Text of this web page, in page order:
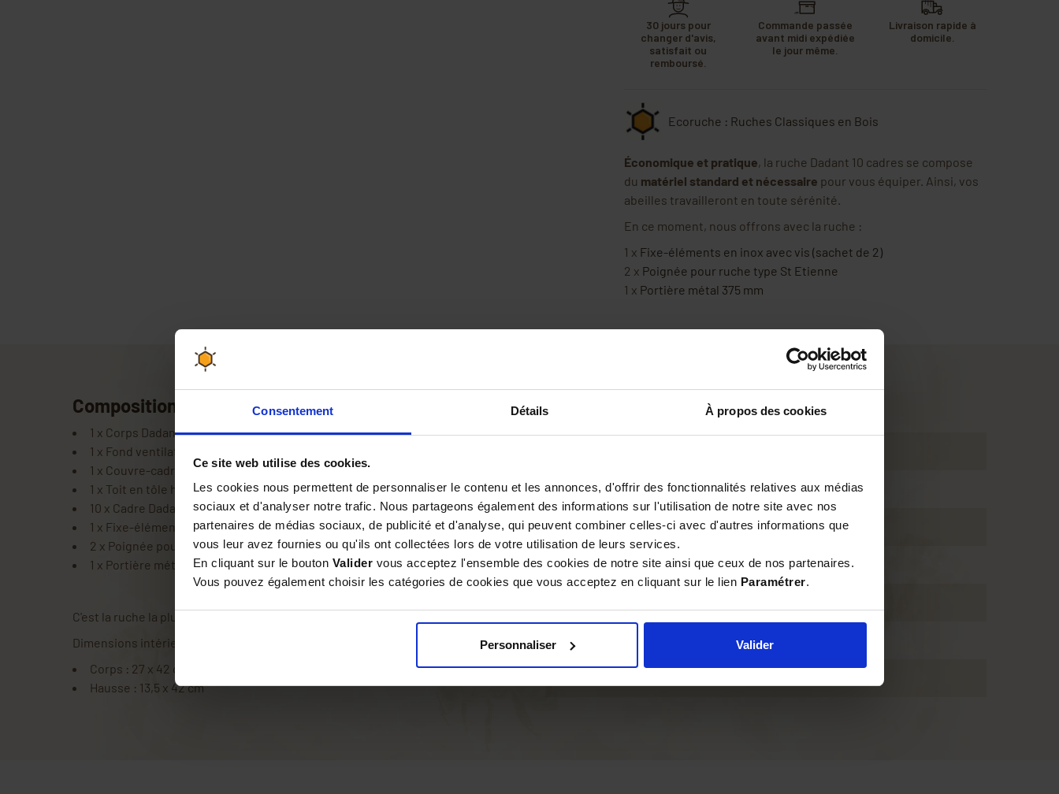
Consentement Détails À propos des cookies
Ce site web utilise des cookies.
Les cookies nous permettent de personnaliser le contenu et les annonces, d'offrir des fonctionnalités relatives aux médias
sociaux et d'analyser notre trafic. Nous partageons également des informations sur l'utilisation de notre site avec nos
partenaires de médias sociaux, de publicité et d'analyse, qui peuvent combiner celles-ci avec d'autres informations que
vous leur avez fournies ou qu'ils ont collectées lors de votre utilisation de leurs services.
En cliquant sur le bouton Valider vous acceptez l'ensemble des cookies de notre site ainsi que ceux de nos partenaires.
Vous pouvez également choisir les catégories de cookies que vous acceptez en cliquant sur le lien Paramétrer.
Personnaliser Valider
30 jours pour
changer d'avis,
satisfait ou
remboursé.
Commande passée
avant midi expédiée
le jour même.
Livraison rapide à
domicile.
Ecoruche : Ruches Classiques en Bois
Économique et pratique, la ruche Dadant 10 cadres se compose
du matériel standard et nécessaire pour vous équiper. Ainsi, vos
abeilles travailleront en toute sérénité.
En ce moment, nous offrons avec la ruche :
1 x Fixe-éléments en inox avec vis (sachet de 2)
2 x Poignée pour ruche type St Etienne
1 x Portière métal 375 mm
Composition de la ruche :
1 x Corps Dadant pour ruche 10 cadres en bois
1 x Fond ventilation totale Nicot pour ruche 10 cadres
1 x Couvre-cadres pour ruche Dadant 10 cadres
1 x Toit en tôle h. 80 mm
10 x Cadre Dadant corps avec fils verticaux
1 x Fixe-éléments en inox avec vis (sachet de 2)
2 x Poignée pour ruche type St Etienne
1 x Portière métal 375 mm
C'est la ruche la plus courante et la plus utilisée dans les régions tempérées.
Dimensions intérieures des cadres Dadant :
Corps : 27 x 42 cm
Hausse : 13,5 x 42 cm
Bois
Assemblage A tenons
Fabrication Classique
Gamme de ruche Ecoruche
Fond